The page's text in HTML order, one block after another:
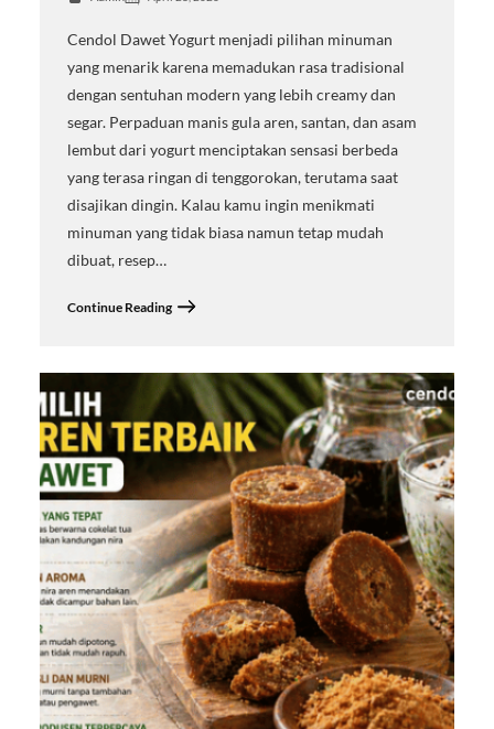
Cendol Dawet Yogurt menjadi pilihan minuman
yang menarik karena memadukan rasa tradisional
dengan sentuhan modern yang lebih creamy dan
segar. Perpaduan manis gula aren, santan, dan asam
lembut dari yogurt menciptakan sensasi berbeda
yang terasa ringan di tenggorokan, terutama saat
disajikan dingin. Kalau kamu ingin menikmati
minuman yang tidak biasa namun tetap mudah
dibuat, resep…
Continue Reading